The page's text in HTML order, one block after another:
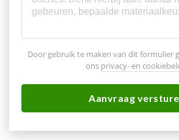
Door gebruik te maken van dit formulier
ons privacy- en
Aanvraag